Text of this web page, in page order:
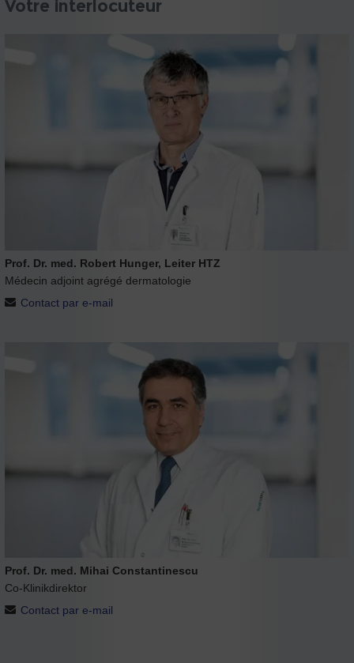
Votre interlocuteur
Prof. Dr. med. Robert Hunger, Leiter HTZ
Médecin adjoint agrégé dermatologie
Contact par e-mail
Prof. Dr. med. Mihai Constantinescu
Co-Klinikdirektor
Contact par e-mail